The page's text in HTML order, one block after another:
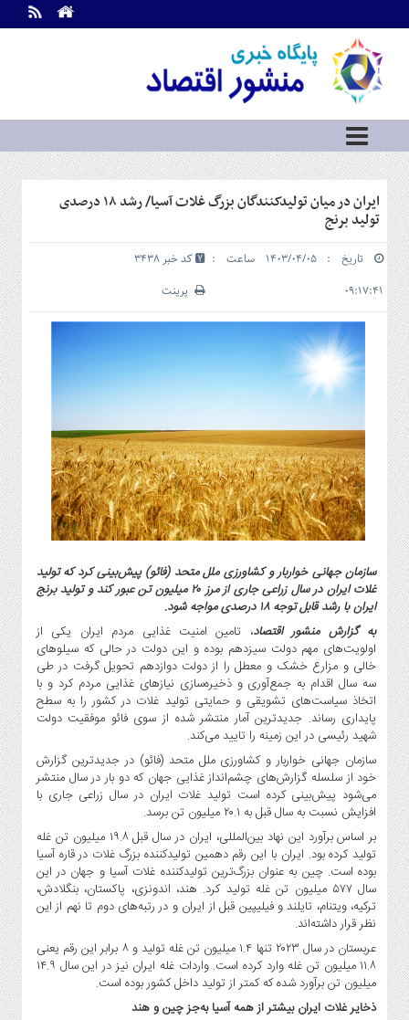
اطلاعات
تماس
ما
درباره
ما
سرویس
ها
خانه
سرمایه
و
بورس
و
شهری
گاز
و
پتروشیمی
صنعت
و
خودرو
آپ
و
فن
آوری
بانک
،
بیمه
و
ارز
دیجیتال
کشاورزی
و
صنایع
غذایی
سیاسی
و
بین
الملل
نگاه
روز
گوناگون
ایران در میان تولیدکنندگان بزرگ غلات آسیا/ رشد ۱۸ درصدی
تولید برنج
تاریخ : ۱۴۰۳/۰۴/۰۵ ساعت :
۰۹:۱۷:۴۱
کد خبر 3438
پرینت
سازمان جهانی خواربار و کشاورزی ملل متحد (فائو) پیش‌بینی کرد که تولید
غلات ایران در سال زراعی جاری از مرز ۲۰ میلیون تن عبور کند و تولید برنج
ایران با رشد قابل توجه ۱۸ درصدی مواجه شود.
به گزارش منشور اقتصاد، تامین امنیت غذایی مردم ایران یکی از
اولویت‌های مهم دولت سیزدهم بوده و این دولت در حالی که سیلوهای
خالی و مزارع خشک و معطل را از دولت دوازدهم تحویل گرفت در طی
سه سال اقدام به جمع‌آوری و ذخیره‌سازی نیازهای غذایی مردم کرد و با
اتخاذ سیاست‌های تشویقی و حمایتی تولید غلات در کشور را به سطح
پایداری رساند. جدیدترین آمار منتشر شده از سوی فائو موفقیت دولت
شهید رئیسی در این زمینه را تایید می‌کند.
سازمان جهانی خواربار و کشاورزی ملل متحد (فائو) در جدیدترین گزارش
خود از سلسله گزارش‌های چشم‌انداز غذایی جهان که دو بار در سال منتشر
می‌شود پیش‌بینی کرده است تولید غلات ایران در سال زراعی جاری با
افزایش نسبت به سال قبل به ۲۰.۱ میلیون تن برسد.
بر اساس برآورد این نهاد بین‌المللی، ایران در سال قبل ۱۹.۸ میلیون تن غله
تولید کرده بود. ایران با این رقم دهمین تولیدکننده بزرگ غلات در قاره آسیا
بوده است. چین به عنوان بزرگ‌ترین تولیدکننده غلات آسیا و جهان در این
سال ۵۷۷ میلیون تن غله تولید کرد. هند، اندونزی، پاکستان، بنگلادش،
ترکیه، ویتنام، تایلند و فیلیپین قبل از ایران و در رتبه‌های دوم تا نهم از این
نظر قرار داشته‌اند.
عربستان در سال ۲۰۲۳ تنها ۱.۴ میلیون تن غله تولید و ۸ برابر این رقم یعنی
۱۱.۸ میلیون تن غله وارد کرده است. واردات غله ایران نیز در این سال ۱۴.۹
میلیون تن برآورد شده که کمتر از تولید داخل کشور بوده است.
ذخایر غلات ایران بیشتر از همه آسیا به‌جز چین و هند